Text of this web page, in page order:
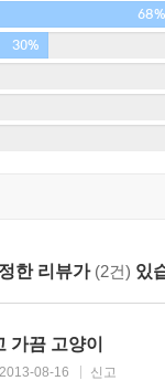
68%
30%
한 리뷰가 (2건) 있
가끔 고양이
2013-08-16 신고